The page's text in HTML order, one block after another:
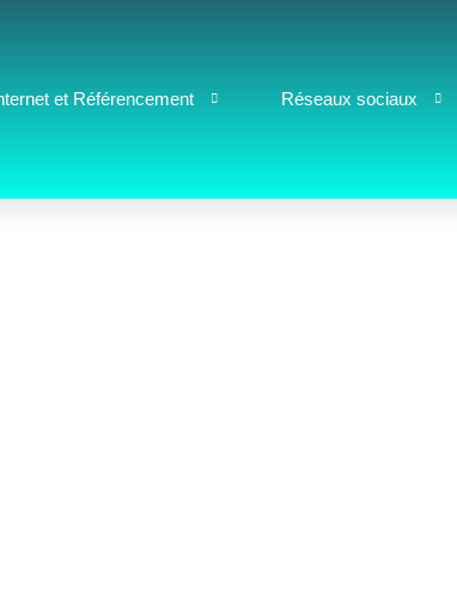
et Référencement Réseaux sociaux